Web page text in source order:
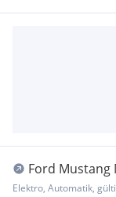
Ford Mustang
Extended Range
Elektro, Automatik,